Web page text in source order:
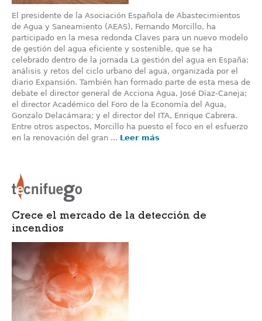
El presidente de la Asociación Española de Abastecimientos
de Agua y Saneamiento (AEAS), Fernando Morcillo, ha
participado en la mesa redonda Claves para un nuevo modelo
de gestión del agua eficiente y sostenible, que se ha
celebrado dentro de la jornada La gestión del agua en España:
análisis y retos del ciclo urbano del agua, organizada por el
diario Expansión. También han formado parte de esta mesa de
debate el director general de Acciona Agua, José Díaz-Caneja;
el director Académico del Foro de la Economía del Agua,
Gonzalo Delacámara; y el director del ITA, Enrique Cabrera.
Entre otros aspectos, Morcillo ha puesto el foco en el esfuerzo
en la renovación del gran ... Leer más
Crece el mercado de la detección de
incendios